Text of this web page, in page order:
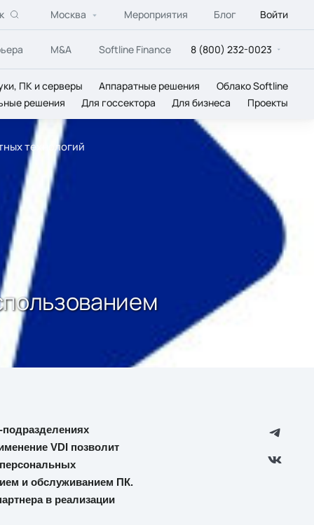
Москва Мероприятия Блог Войти
M&A Softline Finance 8 (800) 232-0023
ПК и серверы Аппаратные решения
Облако Softline
решения Для госсектора Для бизнеса Проекты
технологий
VDI позволит
и обслуживанием ПК.
в реализации